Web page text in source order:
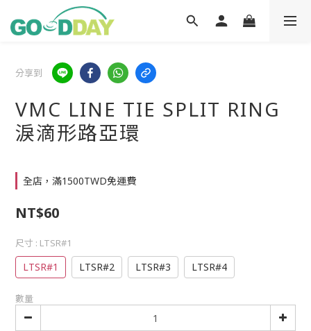
分享到
VMC LINE TIE SPLIT RING
淚滴形路亞環
全店，滿1500TWD免運費
NT$60
尺寸 : LTSR#1
LTSR#1 LTSR#2 LTSR#3 LTSR#4
數量